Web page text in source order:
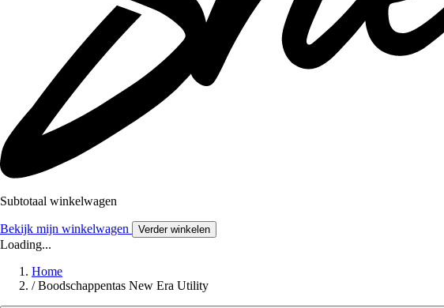
Subtotaal winkelwagen
Bekijk mijn winkelwagen Verder winkelen
Loading...
Home
/ Boodschappentas New Era Utility